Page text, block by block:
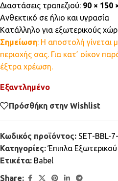
Διαστάσεις τραπεζιού: 90 × 150
Ανθεκτικό σε ήλιο και υγρασία
Κατάλληλο για εξωτερικούς
Σημείωση: Η αποστολή γίνεται
περιοχής σας. Για κατ’ οίκον
έξτρα χρέωση.
Εξαντλημένο
Πρόσθήκη στην Wishlist
Κωδικός προϊόντος: SET-BBL-
Κατηγορίες: Έπιπλα
Ετικέτα: Babel
Share: